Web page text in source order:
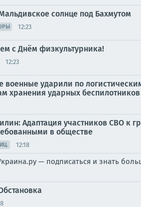
солнце под Бахмутом
12:23
с Днём физкультурника!
12:23
военные ударили по
хранения ударных
Адаптация участников СВО к
в обществе
12:18
— подписаться и знать